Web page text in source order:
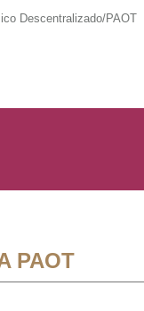
Descentralizado/PAOT
PAOT